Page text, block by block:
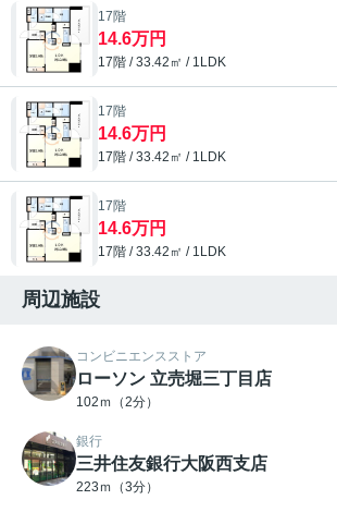
17階
14.6万円
17階 / 33.42㎡ / 1LDK
17階
14.6万円
17階 / 33.42㎡ / 1LDK
17階
14.6万円
17階 / 33.42㎡ / 1LDK
周辺施設
コンビニエンスストア
ローソン 立売堀三丁目店
102ｍ（2分）
銀行
三井住友銀行大阪西支店
223ｍ（3分）